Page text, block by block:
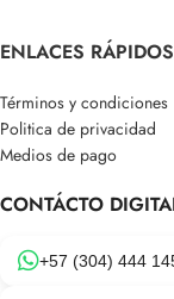
ENLACES RÁPIDOS
Términos y condiciones
Politica de privacidad
Medios de pago
CONTÁCTO
+57 (304) 444